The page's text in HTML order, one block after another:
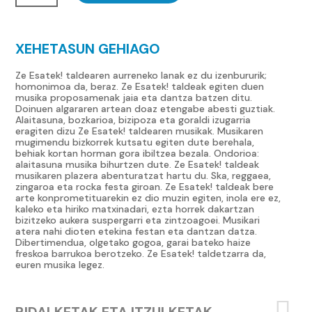
XEHETASUN GEHIAGO
Ze Esatek! taldearen aurreneko lanak ez du izenbururik;
homonimoa da, beraz. Ze Esatek! taldeak egiten duen
musika proposamenak jaia eta dantza batzen ditu.
Doinuen algararen artean doaz etengabe abesti guztiak.
Alaitasuna, bozkarioa, bizipoza eta goraldi izugarria
eragiten dizu Ze Esatek! taldearen musikak. Musikaren
mugimendu bizkorrek kutsatu egiten dute berehala,
behiak kortan horman gora ibiltzea bezala. Ondorioa:
alaitasuna musika bihurtzen dute. Ze Esatek! taldeak
musikaren plazera abenturatzat hartu du. Ska, reggaea,
zingaroa eta rocka festa giroan. Ze Esatek! taldeak bere
arte konprometituarekin ez dio muzin egiten, inola ere ez,
kaleko eta hiriko matxinadari, ezta horrek dakartzan
bizitzeko aukera suspergarri eta zintzoagoei. Musikari
atera nahi dioten etekina festan eta dantzan datza.
Dibertimendua, olgetako gogoa, garai bateko haize
freskoa barrukoa berotzeko. Ze Esatek! taldetzarra da,
euren musika legez.